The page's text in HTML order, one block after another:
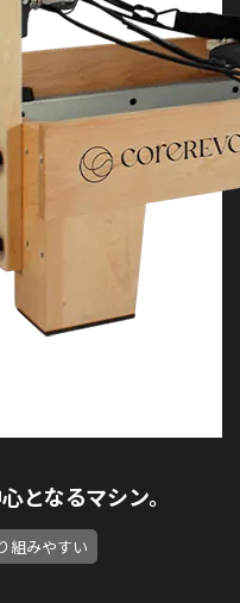
となるマシン。
組みやすい